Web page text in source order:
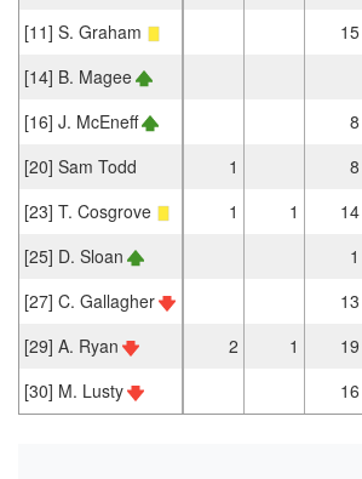
[11] S. Graham
15
[14] B. Magee
[16] J. McEneff
8
[20] Sam Todd
1 8
[23] T. Cosgrove
1 1 14
[25] D. Sloan
1
[27] C. Gallagher
13
[29] A. Ryan
2 1 19
[30] M. Lusty
16